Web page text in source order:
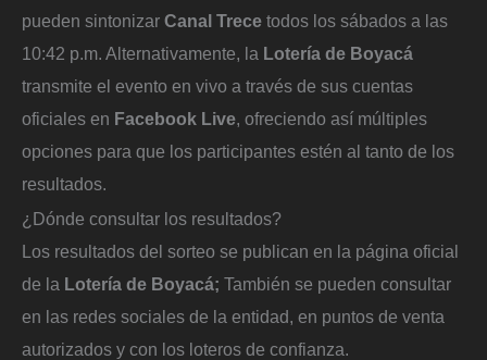
pueden sintonizar Canal Trece todos los sábados a las
10:42 p.m. Alternativamente, la Lotería de Boyacá
transmite el evento en vivo a través de sus cuentas
oficiales en Facebook Live, ofreciendo así múltiples
opciones para que los participantes estén al tanto de los
resultados.
¿Dónde consultar los resultados?
Los resultados del sorteo se publican en la página oficial
de la Lotería de Boyacá; También se pueden consultar
en las redes sociales de la entidad, en puntos de venta
autorizados y con los loteros de confianza.